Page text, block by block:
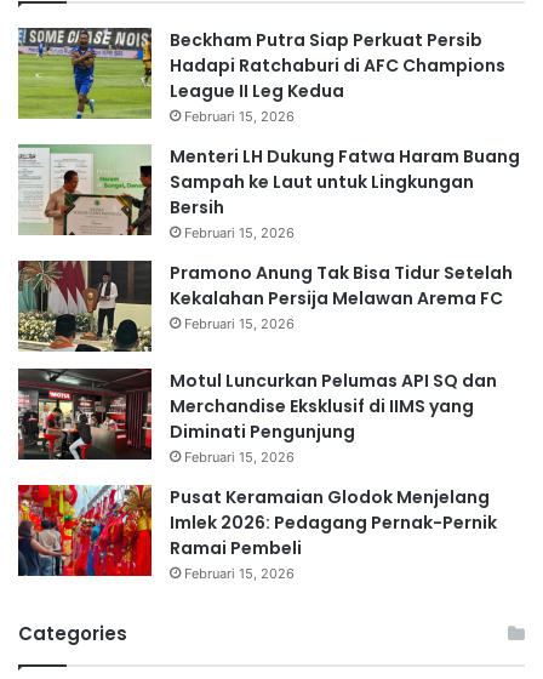
Beckham Putra Siap Perkuat Persib
Hadapi Ratchaburi di AFC Champions
League II Leg Kedua
Februari 15, 2026
Menteri LH Dukung Fatwa Haram Buang
Sampah ke Laut untuk Lingkungan
Bersih
Februari 15, 2026
Pramono Anung Tak Bisa Tidur Setelah
Kekalahan Persija Melawan Arema FC
Februari 15, 2026
Motul Luncurkan Pelumas API SQ dan
Merchandise Eksklusif di IIMS yang
Diminati Pengunjung
Februari 15, 2026
Pusat Keramaian Glodok Menjelang
Imlek 2026: Pedagang Pernak-Pernik
Ramai Pembeli
Februari 15, 2026
Categories